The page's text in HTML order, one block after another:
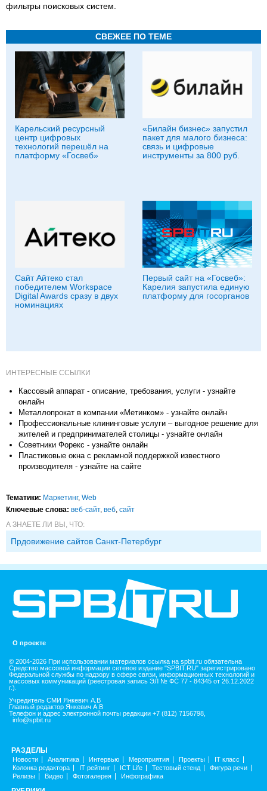
фильтры поисковых систем.
СВЕЖЕЕ ПО ТЕМЕ
Карельский ресурсный
центр цифровых
технологий перешёл на
платформу «Госвеб»
«Билайн бизнес» запустил
пакет для малого бизнеса:
связь и цифровые
инструменты за 800 руб.
Сайт Айтеко стал
победителем Workspace
Digital Awards сразу в двух
номинациях
Первый сайт на «Госвеб»:
Карелия запустила единую
платформу для госорганов
ИНТЕРЕСНЫЕ ССЫЛКИ
Кассовый аппарат - описание, требования, услуги - узнайте
онлайн
Металлопрокат в компании «Метинком» - узнайте онлайн
Профессиональные клининговые услуги – выгодное решение для
жителей и предпринимателей столицы - узнайте онлайн
Советники Форекс - узнайте онлайн
Пластиковые окна с рекламной поддержкой известного
производителя - узнайте на сайте
Тематики: Маркетинг, Web
Ключевые слова: веб-сайт, веб сайт
А ЗНАЕТЕ ЛИ ВЫ, ЧТО:
Прдовижение сайтов Санкт-Петербург
О проекте
© 2004-2026 При использовании материалов ссылка на spbit.ru обязательна
Средство массовой информации сетевое издание "SPBIT.RU" зарегистрировано
Федеральной службы по надзору в сфере связи, информационных технологий и
массовых коммуникаций (реестровая запись ЭЛ № ФС 77 - 84345 от 26.12.2022
г.).
Учредитель СМИ Янкевич А.В
Главный редактор Янкевич А.В
Телефон и адрес электронной почты редакции +7 (812) 7156798,
info@spbit.ru
РАЗДЕЛЫ
Новости Аналитика Интервью Мероприятия Проекты
IT класс
Колонка редактора
IT рейтинг ICT Life Тестовый стенд
Фигура речи
Релизы
Видео Фотогалерея Инфографика